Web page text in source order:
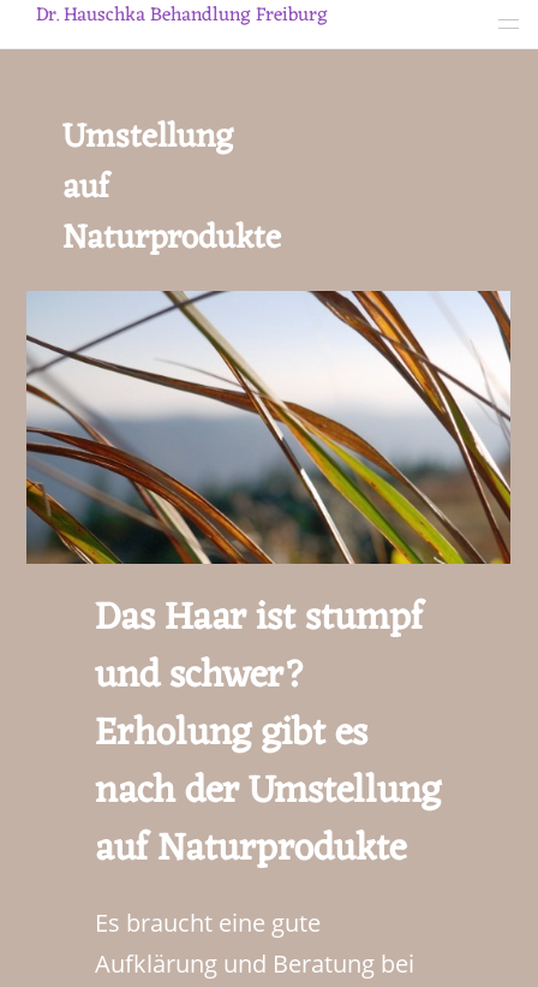
Dr. Hauschka Behandlung Freiburg
Umstellung
auf
Naturprodukte
Das Haar ist stumpf
und schwer?
Erholung gibt es
nach der Umstellung
auf Naturprodukte
Es braucht eine gute
Aufklärung und Beratung bei